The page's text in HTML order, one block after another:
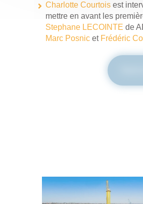
Charlotte Courtoisest
mettre en avant les
Stephane LECOINTE de
Marc Posnicet Frédéric